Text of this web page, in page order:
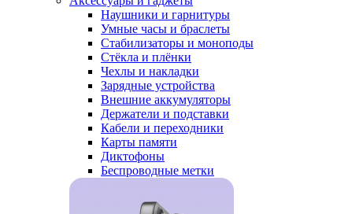
Наушники и гарнитуры
Умные часы и браслеты
Стабилизаторы и моноподы
Стёкла и плёнки
Чехлы и накладки
Зарядные устройства
Внешние аккумуляторы
Держатели и подставки
Кабели и переходники
Карты памяти
Диктофоны
Беспроводные метки